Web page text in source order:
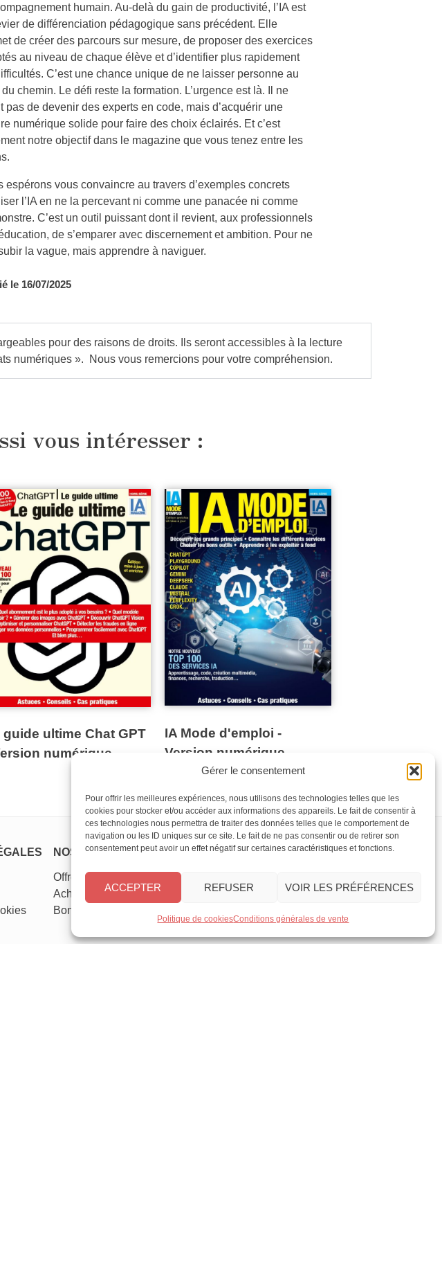
Gérer le consentement
Pour offrir les meilleures expériences, nous utilisons des technologies telles que les
cookies pour stocker et/ou accéder aux informations des appareils. Le fait de consentir à
ces technologies nous permettra de traiter des données telles que le comportement de
navigation ou les ID uniques sur ce site. Le fait de ne pas consentir ou de retirer son
consentement peut avoir un effet négatif sur certaines caractéristiques et fonctions.
ACCEPTER REFUSER VOIR LES PRÉFÉRENCES
Politique de cookiesConditions générales de vente
humain. Au-delà du gain de productivité, l’IA est
de différenciation pédagogique sans précédent. Elle
de créer des parcours sur mesure, de proposer des exercices
au niveau de chaque élève et d’identifier plus rapidement
C’est une chance unique de ne laisser personne au
du chemin. Le défi reste la formation. L’urgence est là. Il ne
pas de devenir des experts en code, mais d’acquérir une
numérique solide pour faire des choix éclairés. Et c’est
notre objectif dans le magazine que vous tenez entre les
espérons vous convaincre au travers d’exemples concrets
l’IA en ne la percevant ni comme une panacée ni comme
C’est un outil puissant dont il revient, aux professionnels
de s’emparer avec discernement et ambition. Pour ne
la vague, mais apprendre à naviguer.
le 16/07/2025
pour des raisons de droits. Ils seront accessibles à la lecture
numériques ». Nous vous remercions pour votre compréhension.
vous intéresser :
guide ultime Chat GPT
numérique
IA Mode d'emploi -
Version numérique
NOS MAGAZINES
Offres d’abonnement
Achat au numéro
Bons plans
CONTACT
Service client